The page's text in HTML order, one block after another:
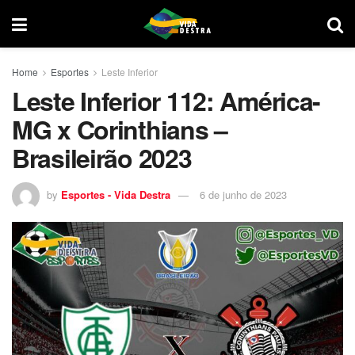
Home Esportes Leste Inferior
Leste Inferior 112: América-
MG x Corinthians –
Brasileirão 2023
by Esportes - Vida Destra 6 de junho de 2023